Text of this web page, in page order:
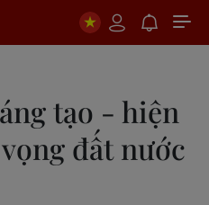
tạo - hiện
đất nước